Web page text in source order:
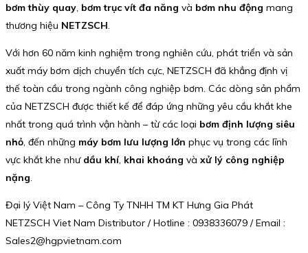
bơm thùy quay, bơm trục vít đa năng và bơm nhu động mang
thương hiệu NETZSCH.
Với hơn 60 năm kinh nghiệm trong nghiên cứu, phát triển và sản
xuất máy bơm dịch chuyển tích cực, NETZSCH đã khẳng định vị
thế toàn cầu trong ngành công nghiệp bơm. Các dòng sản phẩm
của NETZSCH được thiết kế để đáp ứng những yêu cầu khắt khe
nhất trong quá trình vận hành – từ các loại bơm định lượng siêu
nhỏ, đến những máy bơm lưu lượng lớn phục vụ trong các lĩnh
vực khắt khe như dầu khí, khai khoáng và xử lý công nghiệp
nặng.
Đại lý Việt Nam – Công Ty TNHH TM KT Hưng Gia Phát
NETZSCH Viet Nam Distributor / Hotline : 0938336079 / Email :
Sales2@hgpvietnam.com